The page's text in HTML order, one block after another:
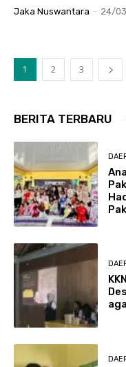
Jaka Nuswantara - 24/
1 2 3
BERITA TERBARU